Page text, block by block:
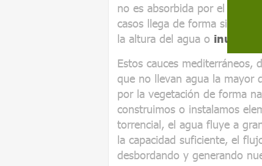
no es absorbida por el suelo
casos llega de forma
la altura del agua o
Estos cauces mediterráneos,
que no llevan agua la mayor
por la vegetación de forma
construimos o instalamos
torrencial, el agua fluye a
la capacidad suficiente, el
desbordando y generando